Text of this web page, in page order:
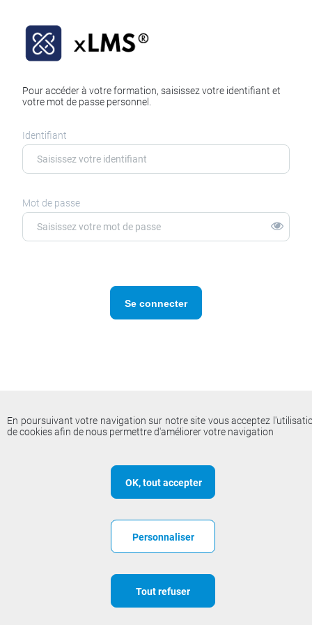
Pour accéder à votre formation, saisissez votre identifiant et
votre mot de passe personnel.
Identifiant
Mot de passe
Se connecter
Récupération de votre mot de passe
En poursuivant votre navigation sur notre site vous acceptez
de cookies afin de nous permettre d'améliorer votre navigation
OK, tout accepter
Personnaliser
Tout refuser